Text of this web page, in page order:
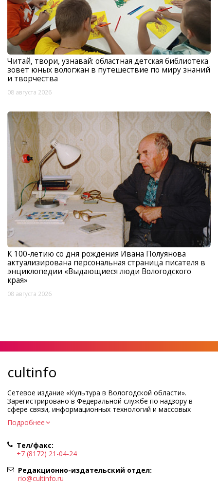
Читай, твори, узнавай: областная детская библиотека
зовет юных вологжан в путешествие по миру знаний
и творчества
08 августа 2026
К 100-летию со дня рождения Ивана Полуянова
актуализирована персональная страница писателя в
энциклопедии «Выдающиеся люди Вологодского
края»
08 августа 2026
cultinfo
Сетевое издание «Культура в Вологодской области».
Зарегистрировано в Федеральной службе по надзору в
сфере связи, информационных технологий и массовых
коммуникаций.
Регистрационный номер и дата принятия решения о
Учредитель КУ ВО «Информационно-аналитический центр
культуры»
Адрес учредителя и редакции: 160000, Вологодская обл., г.
Вологда, ул. Марии Ульяновой, д.10
Подробнее
Тел/факс:
+7 (8172) 21-04-24
Редакционно-издательский отдел:
rio@cultinfo.ru